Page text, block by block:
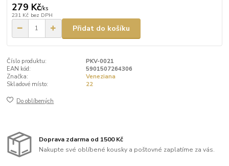
279 Kč/ks
231 Kč bez DPH
Přidat do košíku
Číslo produktu:
PKV-0021
EAN kód:
5901507264306
Značka:
Veneziana
Skladové místo:
22
Do oblíbených
Doprava zdarma od 1500 Kč
Nakupte své oblíbené kousky a poštovné zaplatíme za vás.